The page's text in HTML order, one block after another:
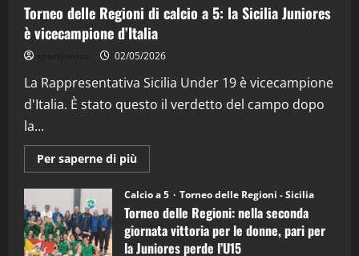
Torneo delle Regioni di calcio a 5: la Sicilia Juniores
è vicecampione d’Italia
02/05/2026
La Rappresentativa Sicilia Under 19 è vicecampione
d'Italia. È stato questo il verdetto del campo dopo
la...
Per saperne di più
informazioni
Torneo
delle
Regioni
di
calcio
a
Calcio a 5 Torneo delle Regioni - Sicilia
Torneo delle Regioni: nella seconda
giornata vittoria per le donne, pari per
la Juniores perde l’U15